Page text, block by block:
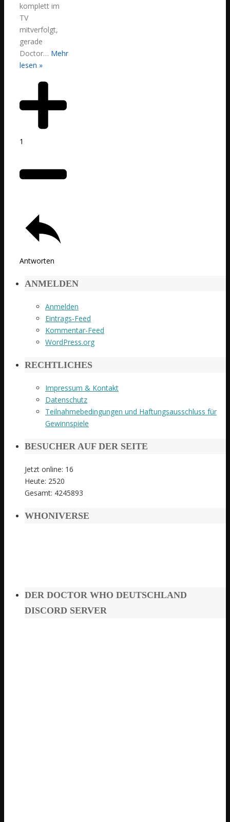
komplett im
TV
mitverfolgt,
gerade
Doctor… Mehr
lesen »
1
Antworten
ANMELDEN
Anmelden
Eintrags-Feed
Kommentar-Feed
WordPress.org
RECHTLICHES
Impressum & Kontakt
Datenschutz
Teilnahmebedingungen und Haftungsausschluss für
Gewinnspiele
BESUCHER AUF DER SEITE
Jetzt online: 16
Heute: 2520
Gesamt: 4245893
WHONIVERSE
DER DOCTOR WHO DEUTSCHLAND
DISCORD SERVER